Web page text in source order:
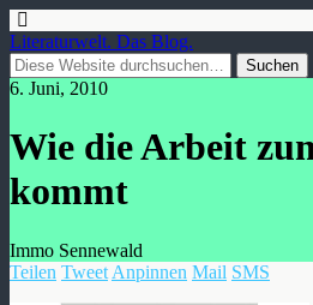
Literaturwelt. Das Blog.
6. Juni, 2010
Wie die Arbeit
kommt
Immo Sennewald
Teilen Tweet Anpinnen Mail SMS